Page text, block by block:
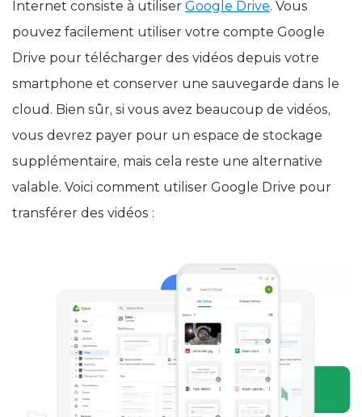
téléphone Android vers un ordinateur macOS via
Internet consiste à utiliser Google Drive. Vous
pouvez facilement utiliser votre compte Google
Drive pour télécharger des vidéos depuis votre
smartphone et conserver une sauvegarde dans le
cloud. Bien sûr, si vous avez beaucoup de vidéos,
vous devrez payer pour un espace de stockage
supplémentaire, mais cela reste une alternative
valable. Voici comment utiliser Google Drive pour